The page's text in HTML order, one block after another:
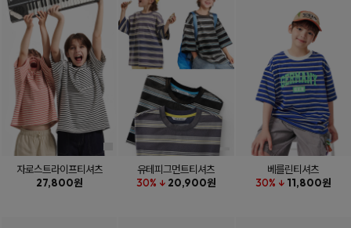
자로스트라이프티셔츠
27,800원
유테피그먼트티셔츠
30% ↓ 20,900원
베를린티셔츠
30% ↓ 11,800원